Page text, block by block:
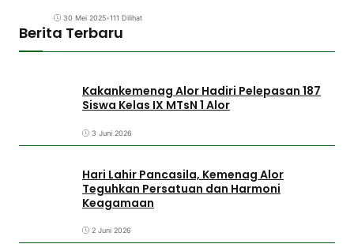
30 Mei 2025•111 Dilihat
Berita Terbaru
Kakankemenag Alor Hadiri Pelepasan 187
Siswa Kelas IX MTsN 1 Alor
3 Juni 2026
Hari Lahir Pancasila, Kemenag Alor
Teguhkan Persatuan dan Harmoni
Keagamaan
2 Juni 2026